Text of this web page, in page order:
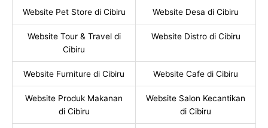
Website Pet Store di Cibiru Website Desa di Cibiru
Website Tour & Travel di
Cibiru
Website Distro di Cibiru
Website Furniture di Cibiru Website Cafe di Cibiru
Website Produk Makanan
di Cibiru
Website Salon Kecantikan
di Cibiru